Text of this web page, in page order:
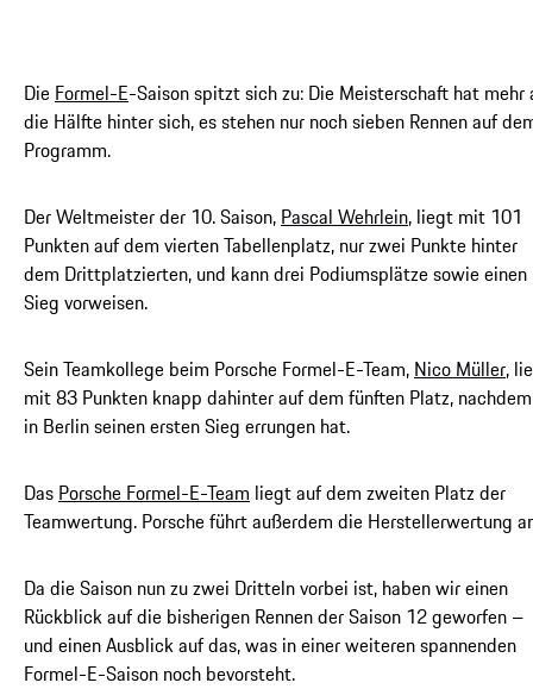
Die Formel-E-Saison spitzt sich zu: Die Meisterschaft hat mehr
die Hälfte hinter sich, es stehen nur noch sieben Rennen auf
Programm.
Der Weltmeister der 10. Saison, Pascal Wehrlein, liegt mit 101
Punkten auf dem vierten Tabellenplatz, nur zwei Punkte hinter
dem Drittplatzierten, und kann drei Podiumsplätze sowie einen
Sieg vorweisen.
Sein Teamkollege beim Porsche Formel-E-Team, Nico Müller,
mit 83 Punkten knapp dahinter auf dem fünften Platz,
in Berlin seinen ersten Sieg errungen hat.
Das Porsche Formel-E-Team liegt auf dem zweiten Platz der
Teamwertung. Porsche führt außerdem die Herstellerwertung
Da die Saison nun zu zwei Dritteln vorbei ist, haben wir einen
Rückblick auf die bisherigen Rennen der Saison 12 geworfen –
und einen Ausblick auf das, was in einer weiteren spannenden
Formel-E-Saison noch bevorsteht.